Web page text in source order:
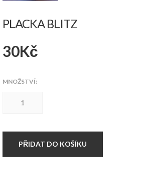
PLACKA BLITZ
30Kč
MNOŽSTVÍ:
PŘIDAT DO KOŠÍKU